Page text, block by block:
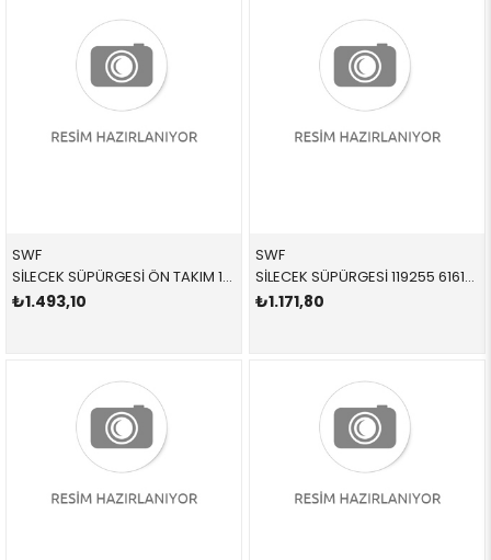
SWF
SİLECEK SÜPÜRGESİ ÖN TAKIM 116334 61619070579 61619070579 E39
₺1.493,10
SWF
SİLECEK SÜPÜRGESİ 119255 61612219147 61612219147 F20,F21,F22,F87,F23 TAKIM ÖN 2012-
₺1.171,80